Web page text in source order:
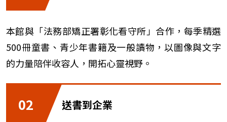
本館與「法務部矯正署彰化看守所」合作，每季精選
500冊童書、青少年書籍及一般讀物，以圖像與文字
的力量陪伴收容人，開拓心靈視野。
02 送書到企業